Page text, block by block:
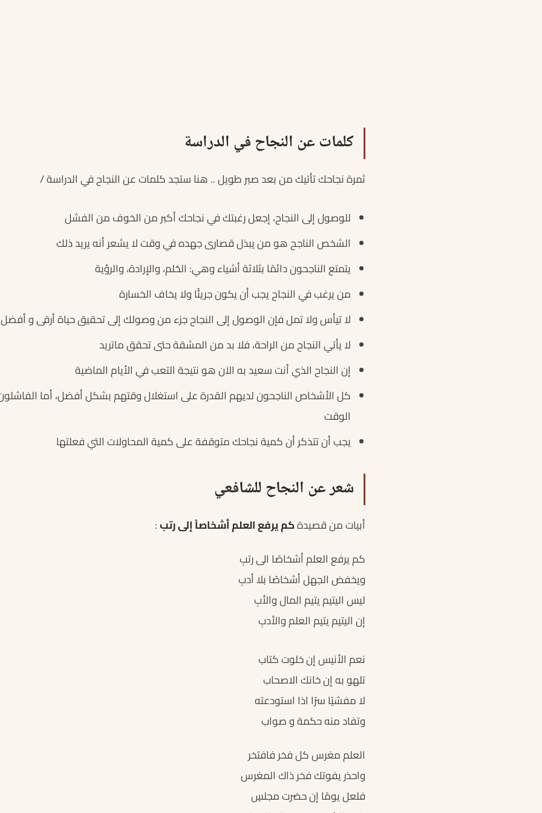
كلمات عن النجاح في الدراسة
ثمرة نجاحك تأتيك من بعد صبر طويل .. هنا ستجد كلمات عن النجاح في الدراسة /
للوصول إلى النجاح، إجعل رغبتك في نجاحك أكبر من الخوف من الفشل
الشخص الناجح هو من يبذل قصارى جهده في وقت لا يشعر أنه يريد ذلك
يتمتع الناجحون دائمًا بثلاثة أشياء وهي: الحُلم، والإرادة، والرؤية
من يرغب في النجاح يجب أن يكون جريئًا ولا يخاف الخسارة
لا تيأس ولا تمل فإن الوصول إلى النجاح جزء من وصولك إلى تحقيق حياة أرقى و أفضل
لا يأتي النجاح من الراحة، فلا بد من المشقة حتى تحقق ماتريد
إن النجاح الذي أنت سعيد به الاَن هو نتيجة التعب في الأيام الماضية
كل الأشخاص الناجحون لديهم القدرة على استغلال وقتهم بشكل أفضل، أما
الوقت
يجب أن تتذكر أن كمية نجاحك متوقفة على كمية المحاولات التي فعلتها
شعر عن النجاح للشافعي
أبيات من قصيدةكم يرفع العلم أشخاصاً إلى رتب:
كم يرفع العلم أشخاصًا الى رتبِ
ويخفض الجهل أشخاصًا بلا أدبِ
ليس اليتيم يتيم المال والأبِ
إن اليتيم يتيم العلم والأدبِ
نعم الأنيس إن خلوت كتاب
تلهو به إن خانك الاصحاب
لا مفشيًا سرًا اذا استودعته
وتفاد منه حكمة و صواب
العلم مغرس كل فخر فافتخر
واحذر يفوتك فخر ذاك المغرس
فلعل يومًا إن حضرت مجلسٍ